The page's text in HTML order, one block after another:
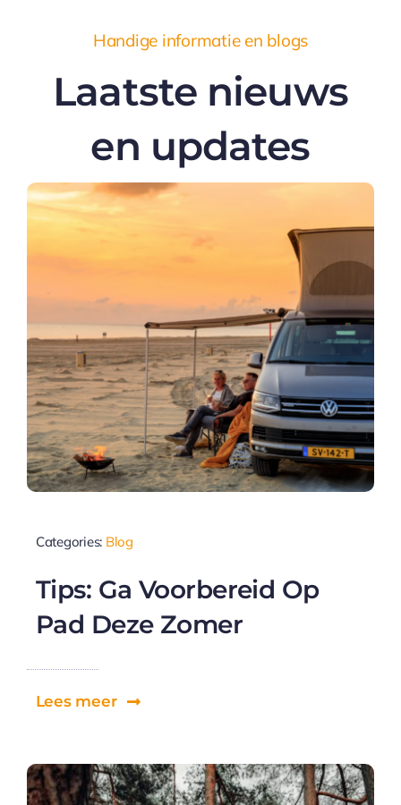
Handige informatie en blogs
Laatste nieuws
en updates
Categories: Blog
Tips: Ga Voorbereid Op
Pad Deze Zomer
Lees meer